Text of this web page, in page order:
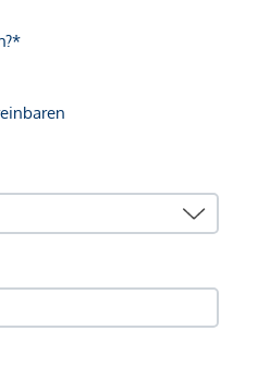
Allfällige aus dem
Rechte sind ausschließlich
Immobilienunternehmen
Sie darauf hin, dass die
sind und daher ohne
ist als Doppelmakler tätig.